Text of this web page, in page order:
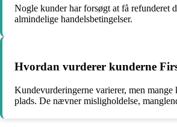
Nogle kunder har forsøgt at få refunderet
almindelige handelsbetingelser.
Hvordan vurderer kunderne
Kundevurderingerne varierer, men
plads. De nævner misligholdelse,